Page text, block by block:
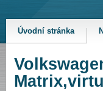
Úvodní stránka